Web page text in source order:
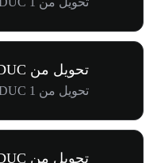
تحويل من USDUC إلى MXN
تحويل من 1 USDUC إلى Mex$0.0598
تحويل من USDUC إلى ZAR